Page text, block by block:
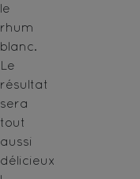
le
rhum
blanc.
Le
résultat
sera
tout
aussi
délicieux